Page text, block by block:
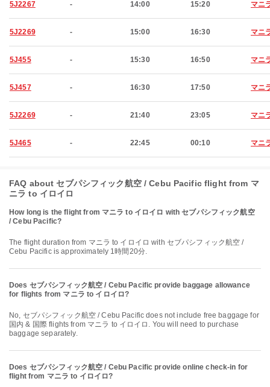
5J2267 - 14:00 15:20 マニ
5J2269 - 15:00 16:30 マニ
5J455 - 15:30 16:50 マニ
5J457 - 16:30 17:50 マニ
5J2269 - 21:40 23:05 マニ
5J465 - 22:45 00:10 マニ
FAQ about セブパシフィック航空 / Cebu Pacific flight from マ
ニラ to イロイロ
How long is the flight from マニラ to イロイロ with セブパシフィック航空
/ Cebu Pacific?
The flight duration from マニラ to イロイロ with セブパシフィック航空 /
Cebu Pacific is approximately 1時間20分.
Does セブパシフィック航空 / Cebu Pacific provide baggage allowance
for flights from マニラ to イロイロ?
No, セブパシフィック航空 / Cebu Pacific does not include free baggage for
国内 & 国際 flights from マニラ to イロイロ. You will need to purchase
baggage separately.
Does セブパシフィック航空 / Cebu Pacific provide online check-in for
flight from マニラ to イロイロ?